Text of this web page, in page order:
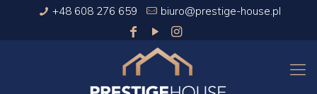
+48 608 276 659 biuro@prestige-house.pl